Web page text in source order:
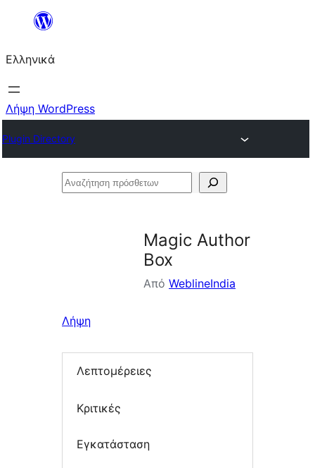
Μετάβαση
περιεχόμενο
Ελληνικά
Λήψη WordPress
Plugin Directory
Αναζήτηση
Magic Author
Box
Από WeblineIndia
Λήψη
Λεπτομέρειες
Κριτικές
Εγκατάσταση